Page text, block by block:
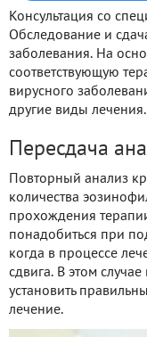
Консультация со
Обследование и
заболевания. На
соответствующую
вирусного
другие виды лечения.
Пересдача
Повторный анализ
количества
прохождения
понадобиться при
когда в процессе
сдвига. В этом
установить
лечение.